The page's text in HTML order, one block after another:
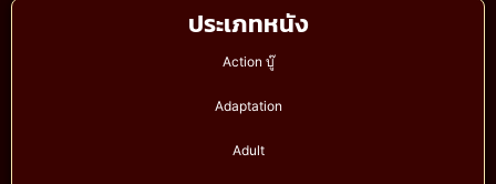
ประเภทหนัง
Action บู๊
Adaptation
Adult